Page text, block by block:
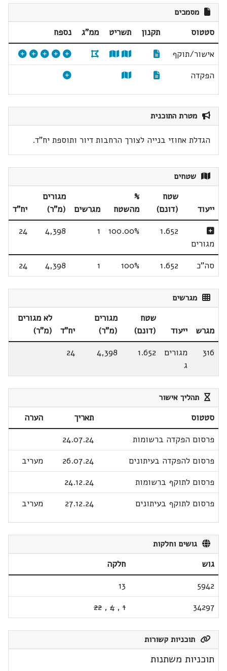
מסמכים
סטטוס תקנון תשריט ממ"ג
נספח
אישור/תוקף
הפקדה
מטרת התוכנית
הגדלת אחוזי בנייה לצורך הרחבות דיור ותוספת יח"ד.
שטחים
ייעוד
שטח
(דונם)
%
מהשטח
מגרשים
מגורים
(מ"ר)
יח"ד
מגורים
1.652
100.00%
1
4,398
24
סה"כ 1.652
100%
1
4,398
24
מגרשים
מגרש ייעוד
שטח
(דונם)
מגורים
(מ"ר)
יח"ד
לא מגורים
(מ"ר)
316
מגורים
ג
1.652
4,398
24
תהליך אישור
סטטוס תאריך
הערה
פרסום הפקדה ברשומות
24.07.24
פרסום להפקדה בעיתונים
26.07.24
מעריב
פרסום לתוקף ברשומות
24.12.24
פרסום לתוקף בעיתונים
27.12.24 מעריב
גושים וחלקות
גוש
חלקה
5942
13
34297
1
,
4
,
22
תוכניות קשורות
תוכניות משתנות